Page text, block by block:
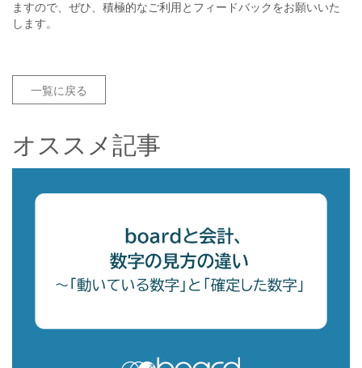
ますので、ぜひ、積極的なご利用とフィードバックをお願いいた
します。
一覧に戻る
オススメ記事